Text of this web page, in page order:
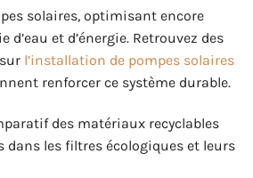
solaires, optimisant encore
d’eau et d’énergie. Retrouvez des
l’installation de pompes solaires
renforcer ce système durable.
des matériaux recyclables
les filtres écologiques et leurs